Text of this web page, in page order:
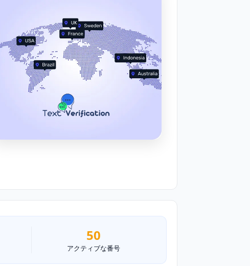
50
アクティブな番号